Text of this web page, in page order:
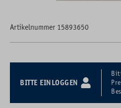
Artikelnummer 15893650
BITTE EINLOGGEN